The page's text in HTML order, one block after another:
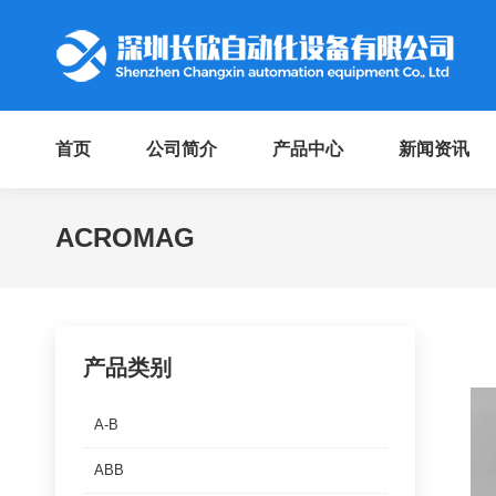
首页 公司简介 产品中心 新闻资讯
ACROMAG
产品类别
A-B
ABB